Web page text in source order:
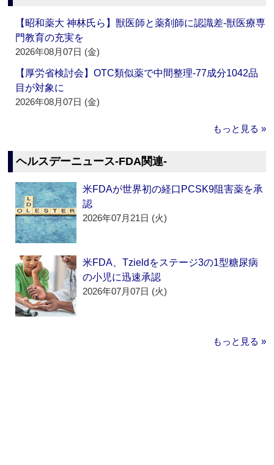
【昭和薬大 神林氏ら】獣医師と薬剤師に認識差‐獣医療専
門教育の充実を
2026年08月07日 (金)
【厚労省検討会】OTC類似薬で中間整理‐77成分1042品
目が対象に
2026年08月07日 (金)
もっと見る »
ヘルスデーニュース‐FDA関連‐
米FDAが世界初の経口PCSK9阻害薬を承
認
2026年07月21日 (火)
米FDA、Tzieldをステージ3の1型糖尿病
の小児に迅速承認
2026年07月07日 (火)
もっと見る »